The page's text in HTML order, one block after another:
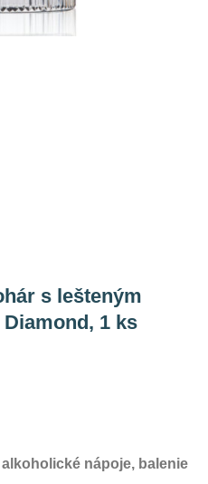
s lešteným
1 ks
nápoje, balenie